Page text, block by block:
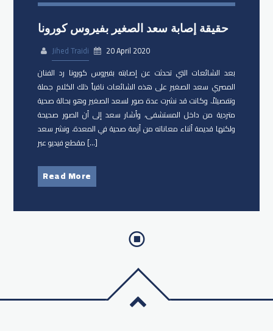
حقيقة إصابة سعد الصغير بفيروس كورونا
Jihed Traidi
20 April 2020
بعد الشائعات التي تحدثت عن إصابته بفيروس كورونا رد الفنان
المصري سعد الصغير على هذه الشائعات نافياً ذلك الكلام جملة
وتفصيلاً. وكانت قد نشرت عدة صور لسعد الصغير وهو بحالة صحية
متردية من داخل المستشفى، وأشار سعد إلى أن الصور صحيحة
ولكنها قديمة أثناء معاناته من أزمة صحية في المعدة. ونشر سعد
مقطع فيديو عبر […]
Read More